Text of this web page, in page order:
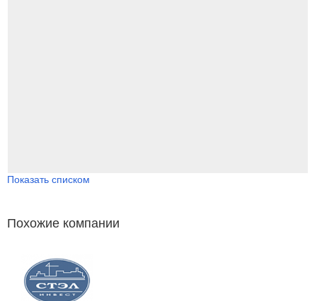
Показать списком
Похожие компании